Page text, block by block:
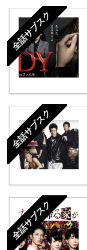
全話サブスク
全話サブスク
全話サブスク